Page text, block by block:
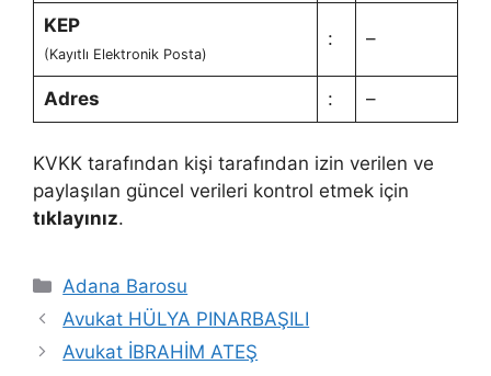
KEP
(Kayıtlı Elektronik Posta)
: –
Adres : –
KVKK tarafından kişi tarafından izin verilen ve
paylaşılan güncel verileri kontrol etmek için
tıklayınız.
Kategoriler
Adana Barosu
Avukat HÜLYA PINARBAŞILI
Avukat İBRAHİM ATEŞ